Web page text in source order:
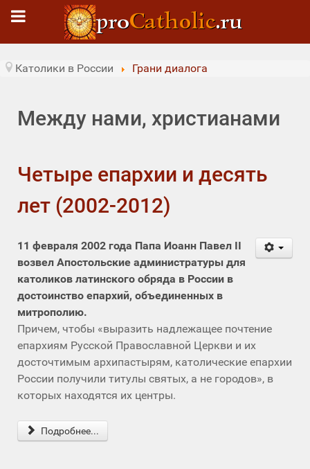
Католики в России Грани диалога
Между нами, христианами
Четыре епархии и десять
лет (2002-2012)
11 февраля 2002 года Папа Иоанн Павел II
возвел Апостольские администратуры для
католиков латинского обряда в России в
достоинство епархий, объединенных в
митрополию.
Причем, чтобы «выразить надлежащее почтение
епархиям Русской Православной Церкви и их
досточтимым архипастырям, католические епархии
России получили титулы святых, а не городов», в
которых находятся их центры.
Подробнее...